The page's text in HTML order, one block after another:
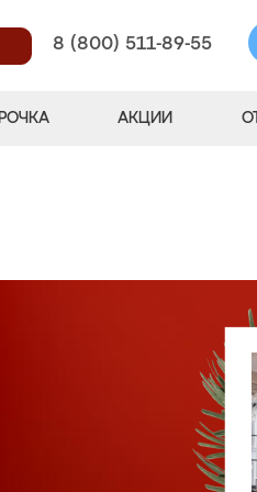
8 (800) 511-89-55
АКЦИИ